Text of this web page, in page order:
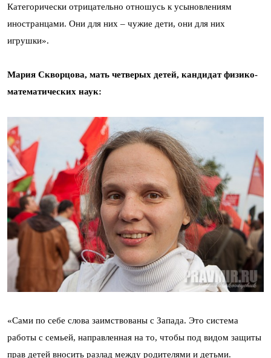
Категорически отрицательно отношусь к усыновлениям
иностранцами. Они для них – чужие дети, они для них
игрушки».
Мария Скворцова, мать четверых детей, кандидат физико-
математических наук:
«Сами по себе слова заимствованы с Запада. Это система
работы с семьей, направленная на то, чтобы под видом защиты
прав детей вносить разлад между родителями и детьми.